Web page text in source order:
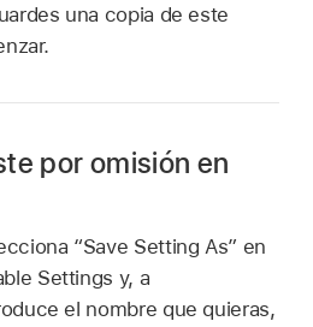
una copia de este
por omisión en
“Save Setting As” en
Settings y, a
el nombre que quieras,